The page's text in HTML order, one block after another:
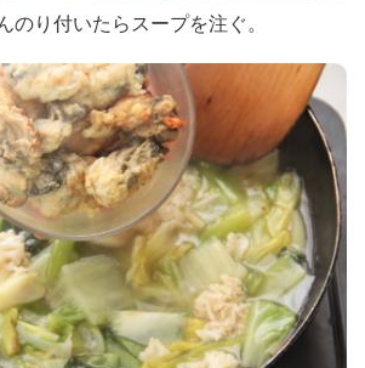
り付いたらスープを注ぐ。